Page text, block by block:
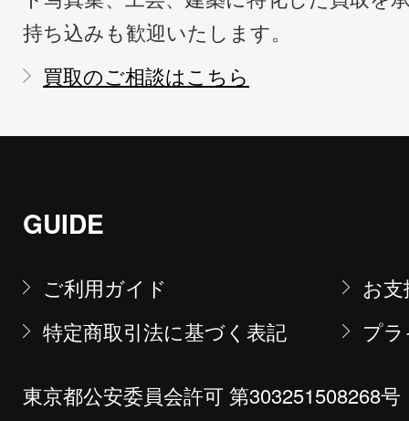
持ち込みも歓迎いたします。
買取のご相談はこちら
GUIDE
ご利用ガイド
お
特定商取引法に基づく表記
プ
東京都公安委員会許可 第303251508268号